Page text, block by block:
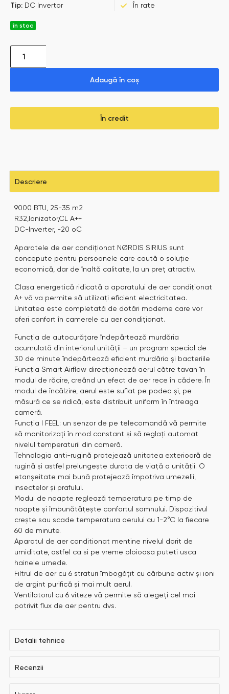
Tip: DC Invertor
În rate
în stoc
Adaugă în coș
În credit
Descriere
9000 BTU, 25-35 m2
R32,Ionizator,CL A++
DC-Inverter, -20 oC
Aparatele de aer condiționat NØRDIS SIRIUS sunt
concepute pentru persoanele care caută o soluție
economică, dar de înaltă calitate, la un preț atractiv.
Clasa energetică ridicată a aparatului de aer condiționat
A+ vă va permite să utilizați eficient electricitatea.
Unitatea este completată de dotări moderne care vor
oferi confort în camerele cu aer condiționat.
Funcția de autocurățare îndepărtează murdăria
acumulată din interiorul unității – un program special de
30 de minute îndepărtează eficient murdăria și bacteriile
Funcția Smart Airflow direcționează aerul către tavan în
modul de răcire, creând un efect de aer rece în cădere. În
modul de încălzire, aerul este suflat pe podea și, pe
măsură ce se ridică, este distribuit uniform în întreaga
cameră.
Funcția I FEEL: un senzor de pe telecomandă vă permite
să monitorizați în mod constant și să reglați automat
nivelul temperaturii din cameră.
Tehnologia anti-rugină protejează unitatea exterioară de
rugină și astfel prelungește durata de viață a unității. O
etanșeitate mai bună protejează împotriva umezelii,
insectelor și prafului.
Modul de noapte reglează temperatura pe timp de
noapte și îmbunătățește confortul somnului. Dispozitivul
crește sau scade temperatura aerului cu 1-2°C la fiecare
60 de minute.
Aparatul de aer conditionat mentine nivelul dorit de
umiditate, astfel ca si pe vreme ploioasa puteti usca
hainele umede.
Filtrul de aer cu 6 straturi îmbogățit cu cărbune activ și ioni
de argint purifică și mai mult aerul.
Ventilatorul cu 6 viteze vă permite să alegeți cel mai
potrivit flux de aer pentru dvs.
Detalii tehnice
Recenzii